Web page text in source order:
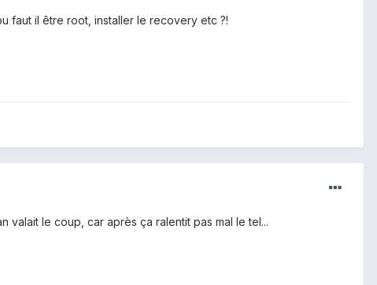
faut il être root, installer le recovery etc ?!
valait le coup, car après ça ralentit pas mal le tel...